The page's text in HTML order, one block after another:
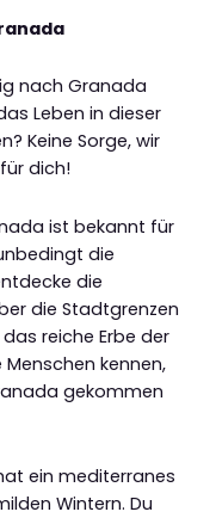
nach Granada
Leben in dieser
Keine Sorge, wir
dich!
ist bekannt für
die
die
die Stadtgrenzen
reiche Erbe der
kennen,
gekommen
ein mediterranes
Wintern. Du